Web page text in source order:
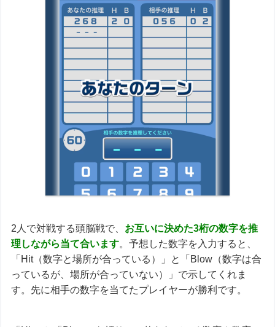
2人で対戦する頭脳戦で、 お互いに決めた3桁の数字を推
理しながら当て合います。予想した数字を入力すると、
「Hit（数字と場所が合っている）」と「Blow（数字は合
っているが、場所が合っていない）」で示してくれま
す。先に相手の数字を当てたプレイヤーが勝利です。